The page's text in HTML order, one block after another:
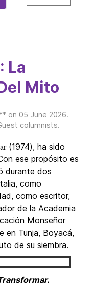
La
Mito
on 05 June 2026.
columnists.
(1974), ha sido
ese propósito es
durante dos
como
como escritor,
de la Academia
Monseñor
en Tunja, Boyacá,
de su siembra.